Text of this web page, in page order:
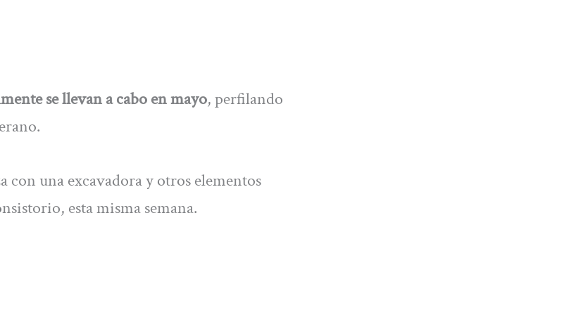
se llevan a cabo en mayo, perfilando
con una excavadora y otros elementos
esta misma semana.